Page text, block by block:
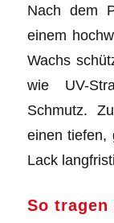
Nach dem
einem
Wachs
wie UV-
Schmutz.
einen tiefen,
Lack
So